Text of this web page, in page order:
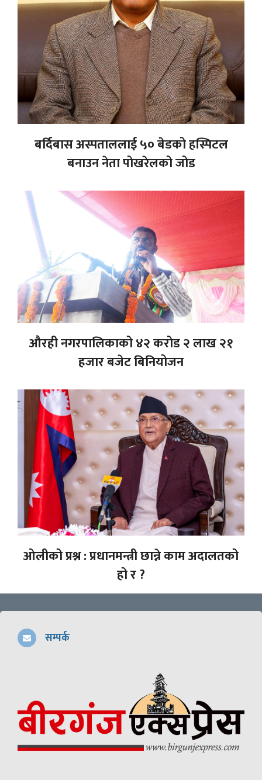
बर्दिबास अस्पताललाई ५० बेडको हस्पिटल
बनाउन नेता पोखरेलको जोड
औरही नगरपालिकाको ४२ करोड २ लाख २१
हजार बजेट बिनियोजन
ओलीको प्रश्न : प्रधानमन्त्री छान्ने काम अदालतको
हो र ?
सम्पर्क